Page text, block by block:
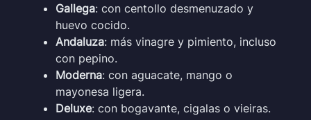
Gallega: con centollo desmenuzado y
huevo cocido.
Andaluza: más vinagre y pimiento, incluso
con pepino.
Moderna: con aguacate, mango o
mayonesa ligera.
Deluxe: con bogavante, cigalas o vieiras.